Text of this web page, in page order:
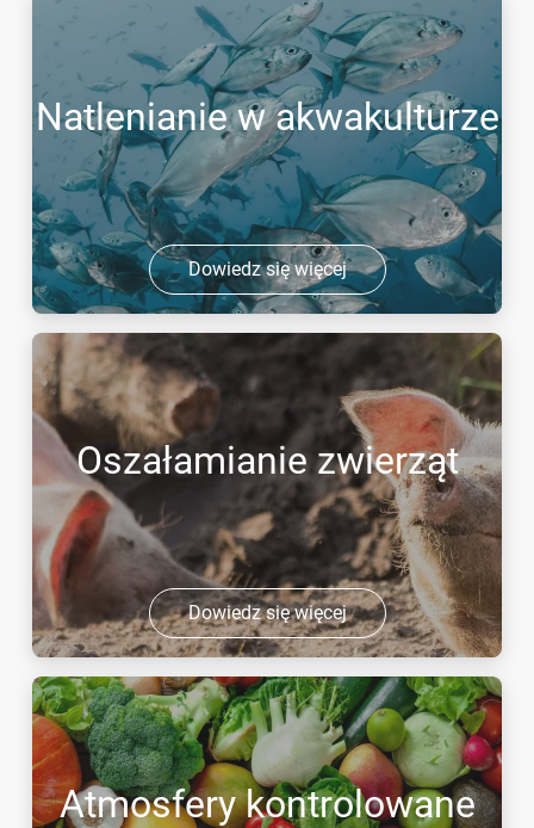
Natlenianie w akwakulturze
Dowiedz się więcej
Oszałamianie zwierząt
Dowiedz się więcej
Atmosfery kontrolowane